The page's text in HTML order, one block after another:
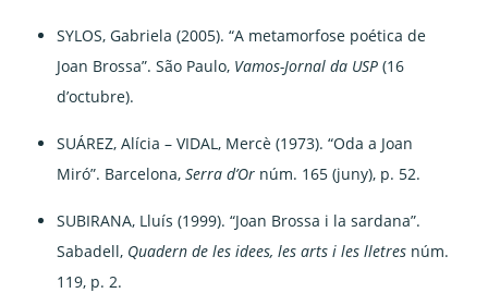
SYLOS, Gabriela (2005). “A metamorfose poética de
Joan Brossa”. São Paulo, Vamos-Jornal da USP(16
d’octubre).
SUÁREZ, Alícia – VIDAL, Mercè (1973). “Oda a Joan
Miró”. Barcelona,Serra d’Or núm. 165 (juny), p. 52.
SUBIRANA, Lluís (1999). “Joan Brossa i la sardana”.
Sabadell, Quadern de les idees, les arts i les lletres núm.
119, p. 2.